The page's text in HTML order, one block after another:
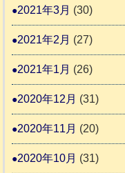
2021年3月 (30)
2021年2月 (27)
2021年1月 (26)
2020年12月 (31)
2020年11月 (20)
2020年10月 (31)